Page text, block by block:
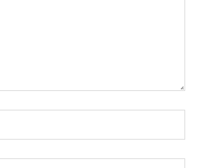
:*